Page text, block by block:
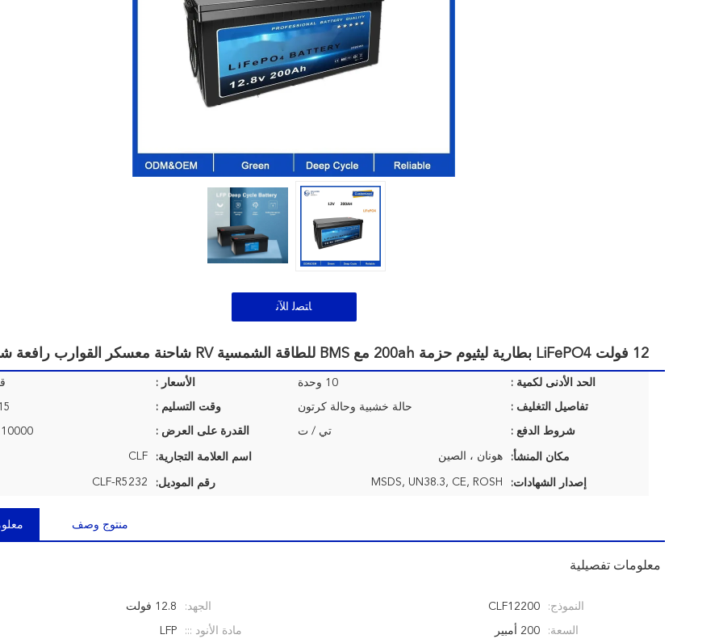
ﺎﺘﺼﻟ ﺍﻶﻧ
12 فولت LiFePO4 بطارية ليثيوم حزمة 200ah مع BMS للطاقة الشمسية RV شاحنة معسكر القوارب رافعة شوكية
الحد الأدنى لكمية : 10 وحدة الأسعار :
تفاصيل التغليف : حالة خشبية وحالة كرتون وقت التسليم : 7-15
شروط الدفع : تي / ت القدرة على العرض : 10000 وحدة شهريا
مكان المنشأ: هونان ، الصين اسم العلامة التجارية: CLF
إصدار الشهادات: MSDS, UN38.3, CE, ROSH رقم الموديل: CLF-R5232
منتوج وصف
معلومات تفصيلية
النموذج: CLF12200 الجهد: 12.8 فولت
السعة: 200 أمبير مادة الأنود ::: LFP